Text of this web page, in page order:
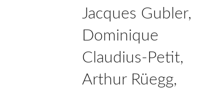
Jacques Gubler,
Dominique
Claudius-Petit,
Arthur Rüegg,